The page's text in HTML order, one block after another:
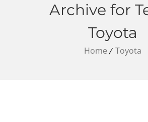
Archive for
Toyota
Home Toyota